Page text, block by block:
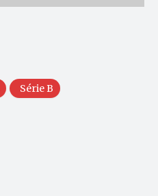
Série B